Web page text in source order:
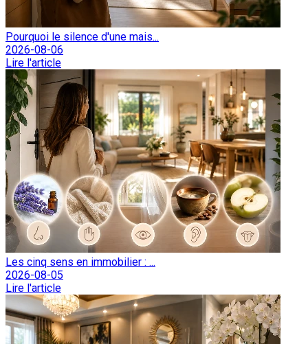
Pourquoi le silence d'une mais...
2026-08-06
Lire l'article
Les cinq sens en immobilier : ...
2026-08-05
Lire l'article